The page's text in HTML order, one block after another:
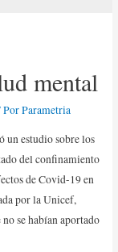
mental
PorParametria
un estudio sobre los
del confinamiento
de Covid-19 en
por la Unicef,
se habían aportado